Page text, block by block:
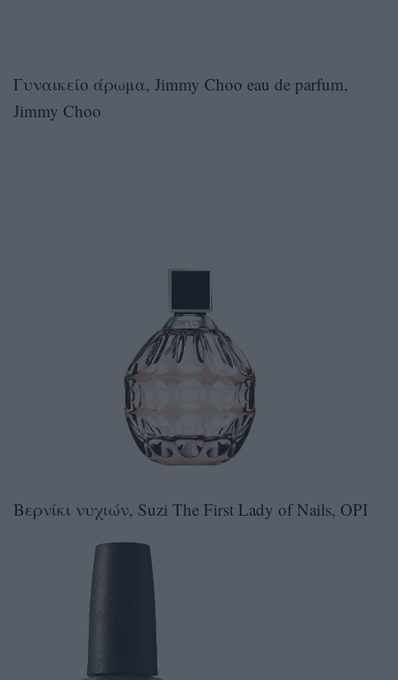
Γυναικείο άρωμα, Jimmy Choo eau de parfum,
Jimmy Choo
Βερνίκι νυχιών, Suzi The First Lady of Nails, OPI